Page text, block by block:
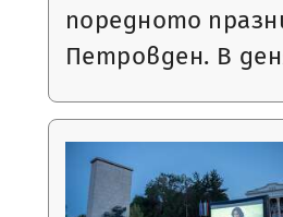
поредното
Петровден. В